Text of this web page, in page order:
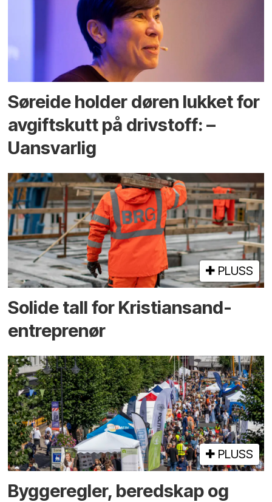
Søreide holder døren lukket for
avgiftskutt på drivstoff: –
Uansvarlig
PLUSS
Solide tall for Kristiansand-
entreprenør
PLUSS
Bygge­regler, beredskap og